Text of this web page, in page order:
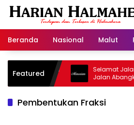
Langsung
Beranda
Nasional Malut
Featured
Warisan
Selamat Jalan
Jalan Abangku
Pembentukan Fraksi